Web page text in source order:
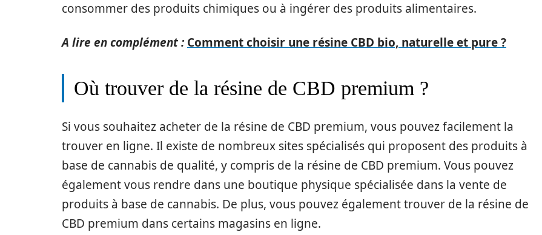
consommer des produits chimiques ou à ingérer des produits alimentaires.
A lire en complément : Comment choisir une résine CBD bio, naturelle et pure ?
Où trouver de la résine de CBD premium ?
Si vous souhaitez acheter de la résine de CBD premium, vous pouvez facilement la
trouver en ligne. Il existe de nombreux sites spécialisés qui proposent des produits à
base de cannabis de qualité, y compris de la résine de CBD premium. Vous pouvez
également vous rendre dans une boutique physique spécialisée dans la vente de
produits à base de cannabis. De plus, vous pouvez également trouver de la résine de
CBD premium dans certains magasins en ligne.